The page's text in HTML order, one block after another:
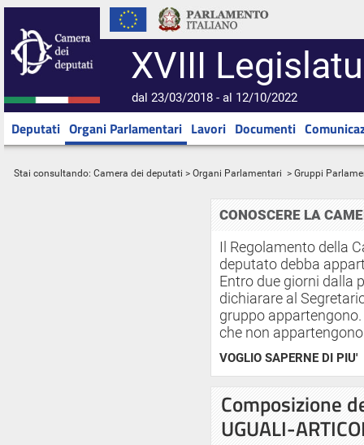
XVIII
dal 23/03/2018 - al 12/10/2022
Deputati Organi Parlamentari Lavori Documenti
Stai consultando: Camera dei deputati > Organi Parlamentari > Gruppi
CONOSCERE LA
Il Regolamento della
deputato debba
Entro due giorni dalla
dichiarare al
gruppo
che non
VOGLIO SAPERNE DI PIU'
Composizione
UGUALI-